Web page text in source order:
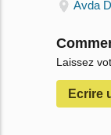
Avda
Laissez
Ecrire